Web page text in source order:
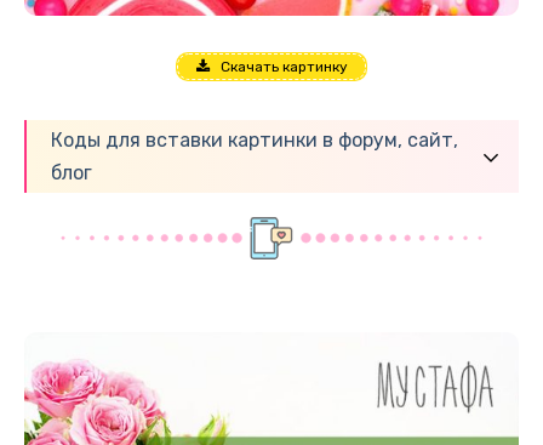
Скачать картинку
Коды для вставки картинки в форум, сайт,
блог